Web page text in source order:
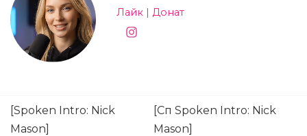
Лайк | Донат
[Spoken Intro: Nick
Mason]
[Сп Spoken Intro: Nick
Mason]